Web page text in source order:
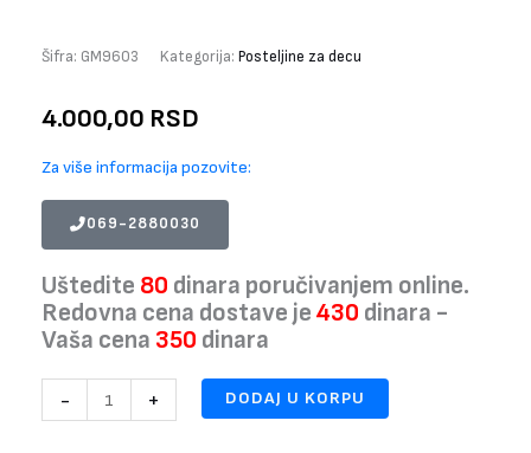
Šifra: GM9603 Kategorija: Posteljine za decu
4.000,00 RSD
Za više informacija pozovite:
069-2880030
Uštedite 80 dinara poručivanjem online.
Redovna cena dostave je430 dinara -
Vaša cena 350 dinara
- + DODAJ U KORPU